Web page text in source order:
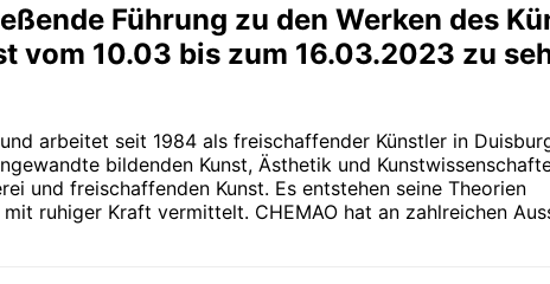
Führung zu den Werken des
vom 10.03 bis zum 16.03.2023 zu
arbeitet seit 1984 als freischaffender Künstler in
bildenden Kunst, Ästhetik und
und freischaffenden Kunst. Es entstehen seine Theorien
mit ruhiger Kraft vermittelt. CHEMAO hat an zahlreichen